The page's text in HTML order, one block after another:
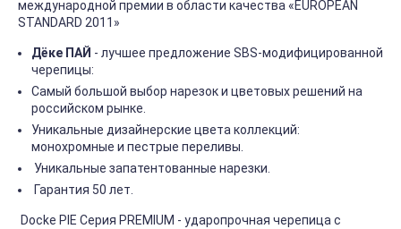
международной премии в области качества «EUROPEAN
STANDARD 2011»
Дёке ПАЙ - лучшее предложение SBS-модифицированной
черепицы:
Самый большой выбор нарезок и цветовых решений на
российском рынке.
Уникальные дизайнерские цвета коллекций:
монохромные и пестрые переливы.
Уникальные запатентованные нарезки.
Гарантия 50 лет.
Docke PIE Серия PREMIUM - ударопрочная черепица с